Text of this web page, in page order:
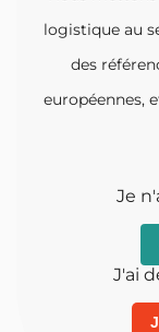
logistique au
des
européennes,
Je
J'ai